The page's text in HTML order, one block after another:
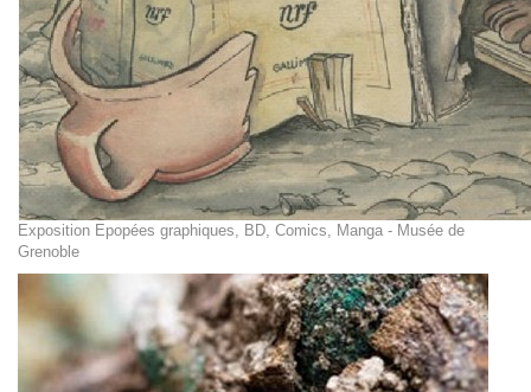
Exposition Epopées graphiques, BD, Comics, Manga - Musée de
Grenoble